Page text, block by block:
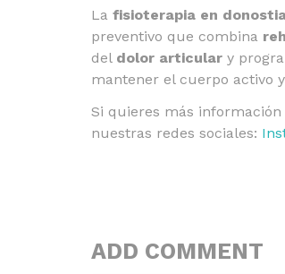
La fisioterapia en
preventivo que combina
del dolor articular y
mantener el cuerpo activo
Si quieres más
nuestras redes sociales:
ADD COMMENT